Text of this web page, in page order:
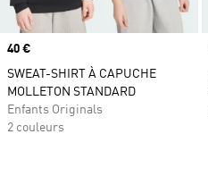
Prix
40 €
SWEAT-SHIRT À CAPUCHE
MOLLETON STANDARD
Enfants Originals
2 couleurs